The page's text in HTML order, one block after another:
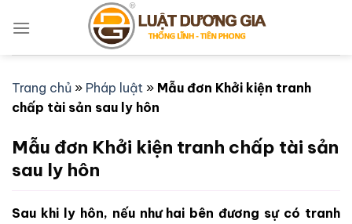
qua
Trang chủ » Pháp luật » Mẫu đơn Khởi kiện tranh
chấp tài sản sau ly hôn
Mẫu đơn Khởi kiện tranh chấp tài sản
sau ly hôn
Sau khi ly hôn, nếu như hai bên đương sự có tranh